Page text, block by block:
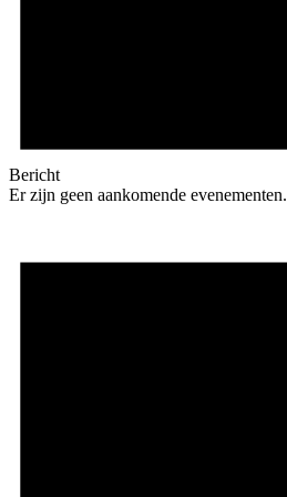
Bericht
Er zijn geen aankomende evenementen.